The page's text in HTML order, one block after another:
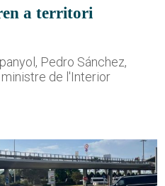
a territori
Pedro Sánchez,
de l'Interior